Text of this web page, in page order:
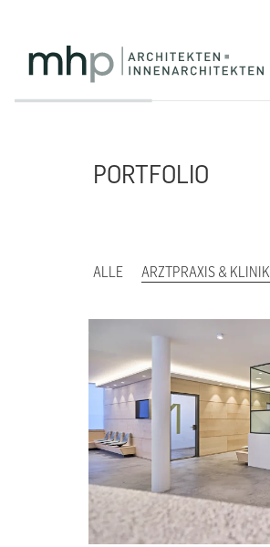
PORTFOLIO
ALLE ARZTPRAXIS & KLINIK